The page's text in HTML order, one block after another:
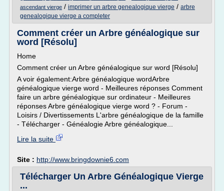
ascendant vierge / imprimer un arbre genealogique vierge / arbre
genealogique vierge a completer
Comment créer un Arbre généalogique sur
word [Résolu]
Home
Comment créer un Arbre généalogique sur word [Résolu]
A voir également:Arbre généalogique wordArbre
généalogique vierge word - Meilleures réponses Comment
faire un arbre généalogique sur ordinateur - Meilleures
réponses Arbre généalogique vierge word ? - Forum -
Loisirs / Divertissements L'arbre généalogique de la famille
- Télécharger - Généalogie Arbre généalogique...
Lire la suite
Site : http://www.bringdownie6.com
Télécharger Un Arbre Généalogique Vierge
...